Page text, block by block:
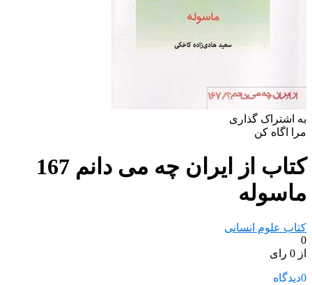
به اشتراک گذاری
مرا اگاه کن
کتاب از ایران چه می دانم 167
ماسوله
کتاب علوم انسانی
0
از 0 رای
0دیدگاه